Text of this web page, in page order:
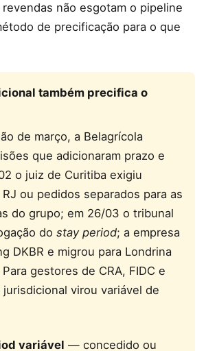
não esgotam o pipeline
de precificação para o que
também precifica o
de março, a Belagrícola
que adicionaram prazo e
o juiz de Curitiba exigiu
ou pedidos separados para as
do grupo; em 26/03 o tribunal
do stay period; a empresa
DKBR e migrou para Londrina
gestores de CRA, FIDC e
virou variável de
variável — concedido ou